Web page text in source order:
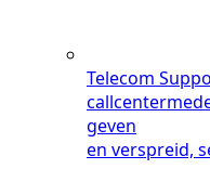
Telecom
geven
en verspreid,